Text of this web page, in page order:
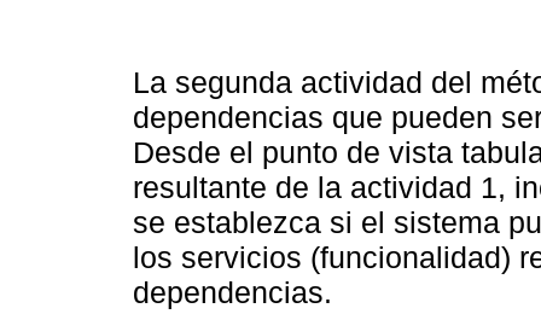
La segunda actividad del
dependencias que pueden
Desde el punto de vista
resultante de la actividad 1,
se establezca si el sistema
los servicios (funcionalidad)
dependencias.